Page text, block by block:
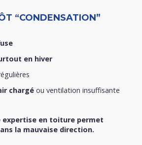
“CONDENSATION”
en hiver
chargé ou ventilation insuffisante
expertise en toiture permet
la mauvaise direction.